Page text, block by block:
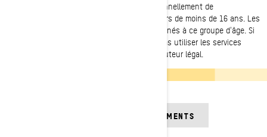
de la logistique. BRP ne collecte pas intentionnellement de
renseignements personnels auprès de mineurs de moins de 16 ans. Les
produits et services de BRP ne sont pas destinés à ce groupe d'âge. Si
vous avez moins de 16 ans, vous ne devez pas utiliser les services
sans le consentement d'un parent ou d'un tuteur légal.
CONSULTEZ LES RÈGLEMENTS